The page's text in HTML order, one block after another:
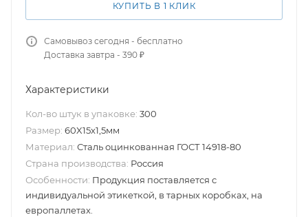
КУПИТЬ В 1 КЛИК
Самовывоз сегодня - бесплатно
Доставка завтра - 390 ₽
Характеристики
Кол-во штук в упаковке: 300
Размер: 60X15х1,5мм
Материал: Сталь оцинкованная ГОСТ 14918-80
Страна производства: Россия
Особенности: Продукция поставляется с
индивидуальной этикеткой, в тарных коробках, на
европаллетах.